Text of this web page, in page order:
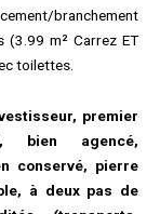
branchement
(3.99 m² Carrez ET
toilettes.
premier
bien agencé,
conservé, pierre
à deux pas de